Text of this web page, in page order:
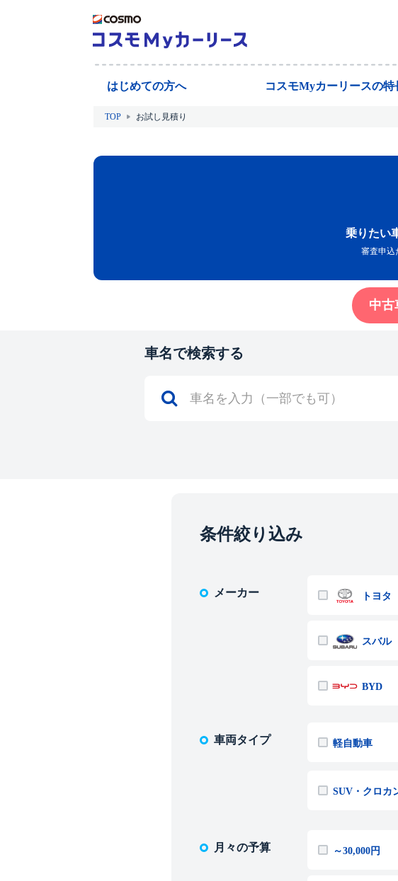
はじめての方へ コスモMyカーリースの特
TOP お試し見積り
乗りたい
審査申込
中古
車名で検索する
条件絞り込み
メーカー トヨタ
スバル
BYD
車両タイプ 軽自動車
SUV・クロカ
月々の予算 ～30,000円